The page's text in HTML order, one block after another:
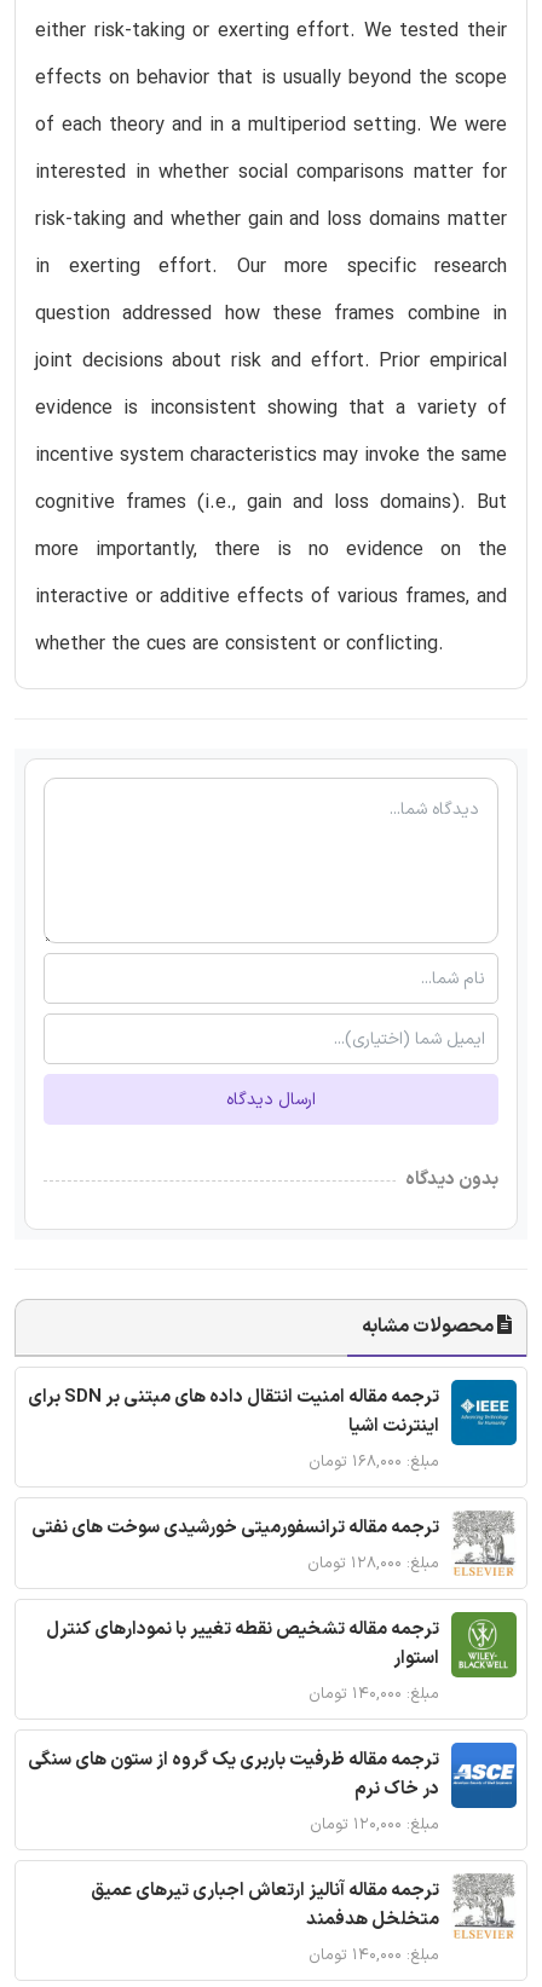
either risk-taking or exerting effort. We tested their
effects on behavior that is usually beyond the scope
of each theory and in a multiperiod setting. We were
interested in whether social comparisons matter for
risk-taking and whether gain and loss domains matter
in exerting effort. Our more specific research
question addressed how these frames combine in
joint decisions about risk and effort. Prior empirical
evidence is inconsistent showing that a variety of
incentive system characteristics may invoke the same
cognitive frames (i.e., gain and loss domains). But
more importantly, there is no evidence on the
interactive or additive effects of various frames, and
whether the cues are consistent or conflicting.
ارسال دیدگاه
بدون دیدگاه
محصولات مشابه
ترجمه مقاله امنیت انتقال داده های مبتنی بر SDN برای
اینترنت اشیا
مبلغ: ۱۶۸,۰۰۰ تومان
ترجمه مقاله ترانسفورمیتی خورشیدی سوخت های نفتی
مبلغ: ۱۲۸,۰۰۰ تومان
ترجمه مقاله تشخیص نقطه تغییر با نمودارهای کنترل
استوار
مبلغ: ۱۴۰,۰۰۰ تومان
ترجمه مقاله ظرفیت باربری یک گروه از ستون های سنگی
در خاک نرم
مبلغ: ۱۲۰,۰۰۰ تومان
ترجمه مقاله آنالیز ارتعاش اجباری تیرهای عمیق
متخلخل هدفمند
مبلغ: ۱۴۰,۰۰۰ تومان